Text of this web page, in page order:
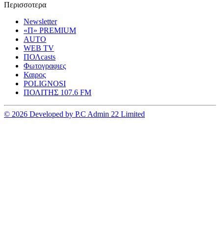
Περισσοτερα
Newsletter
«Π» PREMIUM
AUTO
WEB TV
ΠΟΛcasts
Φωτογραφιες
Καιρος
POLIGNOSI
ΠΟΛΙΤΗΣ 107.6 FM
© 2026 Developed by P.C Admin 22 Limited